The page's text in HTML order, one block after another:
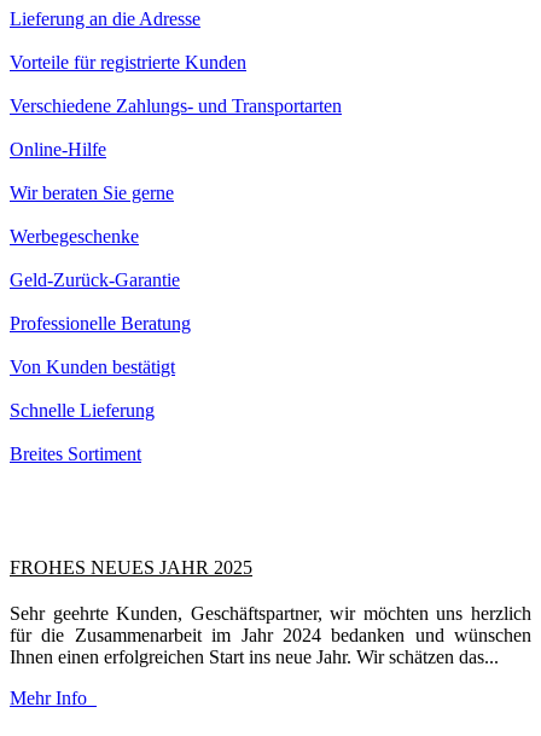
Lieferung an die Adresse
Vorteile für registrierte Kunden
Verschiedene Zahlungs- und Transportarten
Online-Hilfe
Wir beraten Sie gerne
Werbegeschenke
Geld-Zurück-Garantie
Professionelle Beratung
Von Kunden bestätigt
Schnelle Lieferung
Breites Sortiment
FROHES NEUES JAHR 2025
Sehr geehrte Kunden, Geschäftspartner, wir möchten uns herzlich
für die Zusammenarbeit im Jahr 2024 bedanken und wünschen
Ihnen einen erfolgreichen Start ins neue Jahr. Wir schätzen das...
Mehr Info